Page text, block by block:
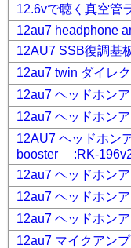
12.6vで聴く真空管
12au7 headphone
12AU7 SSB復調基
12au7 twin ダイレ
12au7 ヘッドホン
12au7 ヘッドホン
12AU7 ヘッドホ
booster :RK-
12au7 ヘッドホン
12au7 ヘッドホン
12au7 ヘッドホン
12au7 マイクアン